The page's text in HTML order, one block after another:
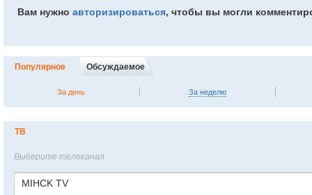
Вам нужно авторизироваться, чтобы вы могли
Популярное Обсуждаемое
За день За неделю
ТВ
Выберите телеканал
MIHCK TV